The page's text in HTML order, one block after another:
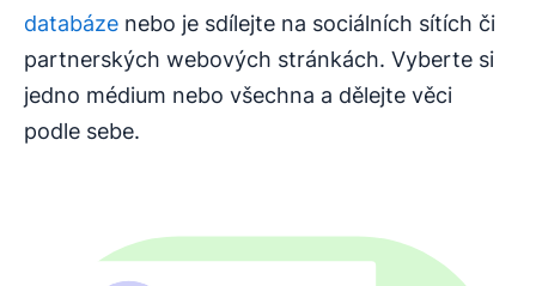
databáze nebo je sdílejte na sociálních sítích či
partnerských webových stránkách. Vyberte si
jedno médium nebo všechna a dělejte věci
podle sebe.